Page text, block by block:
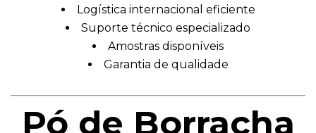
Logística internacional eficiente
Suporte técnico especializado
Amostras disponíveis
Garantia de qualidade
Pó de Borracha